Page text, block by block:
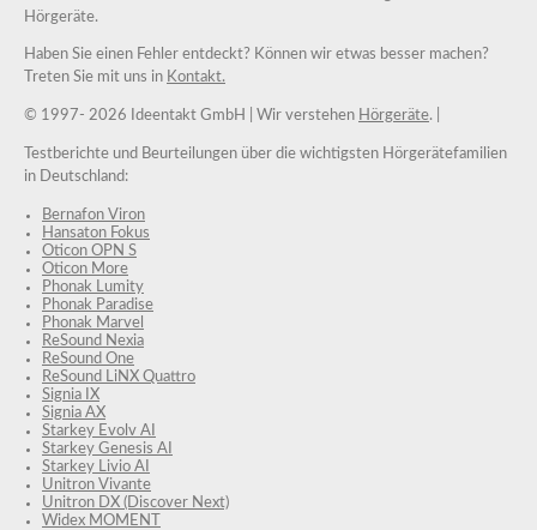
Hörgeräte.
Haben Sie einen Fehler entdeckt? Können wir etwas besser machen?
Treten Sie mit uns in Kontakt.
© 1997- 2026 Ideentakt GmbH | Wir verstehen Hörgeräte. |
Testberichte und Beurteilungen über die wichtigsten Hörgerätefamilien
in Deutschland:
Bernafon Viron
Hansaton Fokus
Oticon OPN S
Oticon More
Phonak Lumity
Phonak Paradise
Phonak Marvel
ReSound Nexia
ReSound One
ReSound LiNX Quattro
Signia IX
Signia AX
Starkey Evolv AI
Starkey Genesis AI
Starkey Livio AI
Unitron Vivante
Unitron DX (Discover Next)
Widex MOMENT